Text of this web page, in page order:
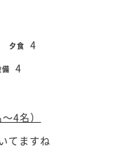
夕食 4
備 4
4名）
てますね